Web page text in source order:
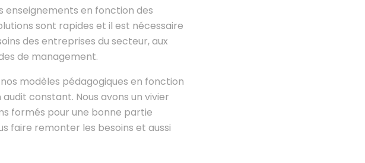
enseignements en fonction des
sont rapides et il est nécessaire
des entreprises du secteur, aux
de management.
modèles pédagogiques en fonction
constant. Nous avons un vivier
formés pour une bonne partie
faire remonter les besoins et aussi